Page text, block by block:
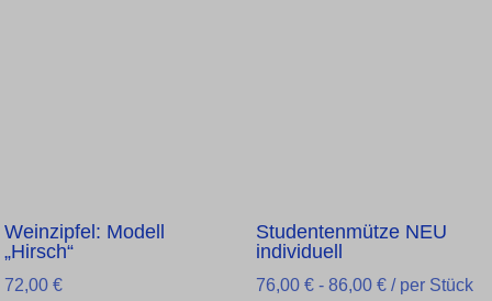
Weinzipfel: Modell
„Hirsch“
72,00 €
Studentenmütze NEU
individuell
76,00 €- 86,00 €/ per Stück